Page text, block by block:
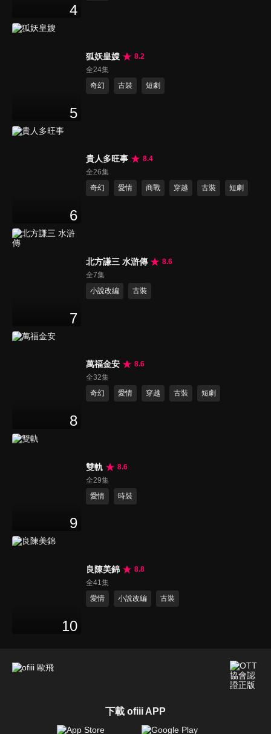
4
5
狐妖皇嫂
8.2
全24集
奇幻
古裝 短劇
6
貴人多旺事
8.4
全26集
奇幻
愛情 商戰 穿越 古裝 短劇
7
北方謙三 水滸傳
8.6
全7集
小說改編
古裝
8
萬福金安
8.6
全32集
奇幻
愛情 穿越 古裝 短劇
9
雙軌
8.6
全29集
愛情
時裝
10
良陳美錦
8.8
全41集
愛情
小說改編 古裝
下載 ofiii APP